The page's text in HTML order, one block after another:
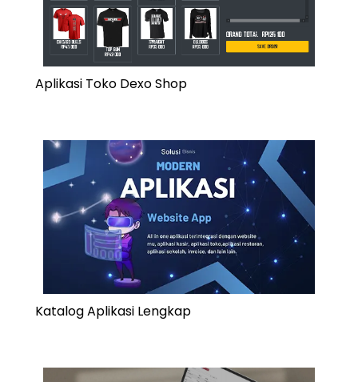
Aplikasi Toko Dexo Shop
Katalog Aplikasi Lengkap